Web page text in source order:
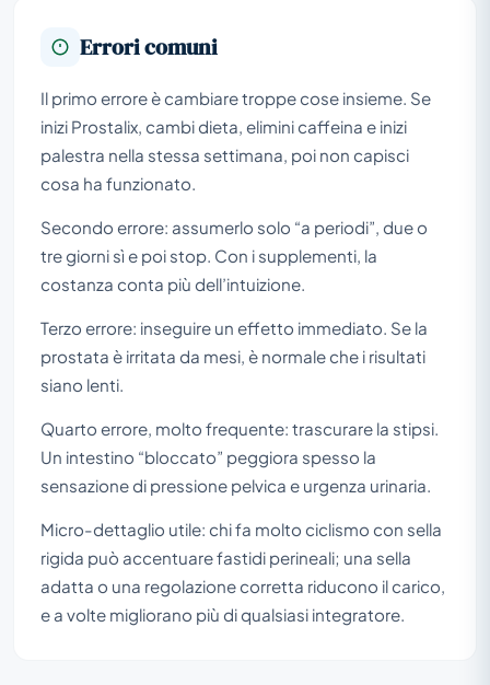
Errori comuni
Il primo errore è cambiare troppe cose insieme. Se
inizi Prostalix, cambi dieta, elimini caffeina e inizi
palestra nella stessa settimana, poi non capisci
cosa ha funzionato.
Secondo errore: assumerlo solo “a periodi”, due o
tre giorni sì e poi stop. Con i supplementi, la
costanza conta più dell’intuizione.
Terzo errore: inseguire un effetto immediato. Se la
prostata è irritata da mesi, è normale che i risultati
siano lenti.
Quarto errore, molto frequente: trascurare la stipsi.
Un intestino “bloccato” peggiora spesso la
sensazione di pressione pelvica e urgenza urinaria.
Micro-dettaglio utile: chi fa molto ciclismo con sella
rigida può accentuare fastidi perineali; una sella
adatta o una regolazione corretta riducono il carico,
e a volte migliorano più di qualsiasi integratore.